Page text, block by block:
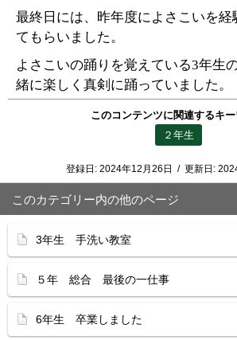
最終日には、昨年度によさこいを経
てもらいました。
よさこいの踊りを覚えている3年生
緒に楽しく真剣に踊っていました。
このコンテンツに関連するキ
２年生
登録日: 2024年12月26日 / 更新日:
このカテゴリー内の他のページ
3年生 手洗い教室
５年 総合 最後の一仕事
6年生 卒業しました